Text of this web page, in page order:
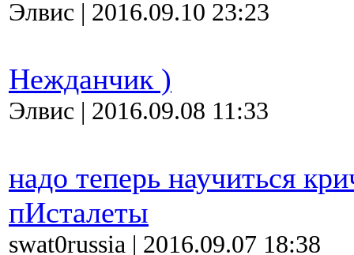
Элвис | 2016.09.10 23:23
Нежданчик )
Элвис | 2016.09.08 11:33
надо теперь научиться
пИсталеты
swat0russia | 2016.09.07 18:38